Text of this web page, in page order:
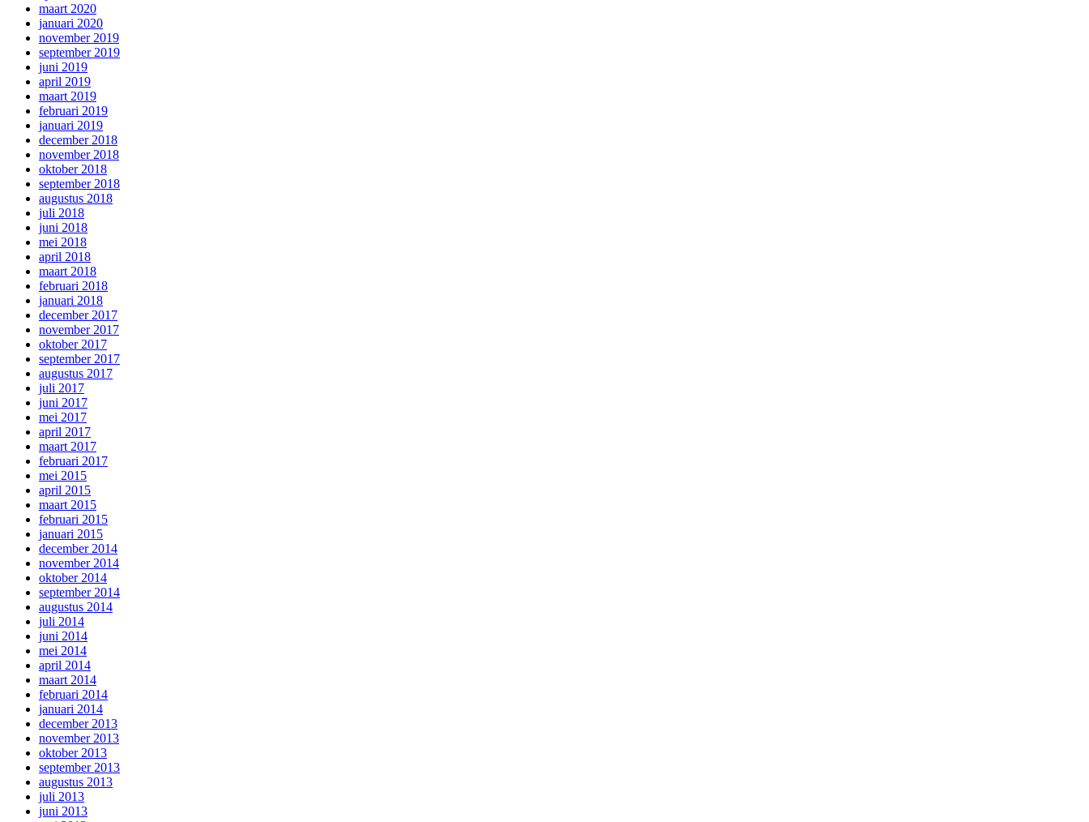
maart 2020
januari 2020
november 2019
september 2019
juni 2019
april 2019
maart 2019
februari 2019
januari 2019
december 2018
november 2018
oktober 2018
september 2018
augustus 2018
juli 2018
juni 2018
mei 2018
april 2018
maart 2018
februari 2018
januari 2018
december 2017
november 2017
oktober 2017
september 2017
augustus 2017
juli 2017
juni 2017
mei 2017
april 2017
maart 2017
februari 2017
mei 2015
april 2015
maart 2015
februari 2015
januari 2015
december 2014
november 2014
oktober 2014
september 2014
augustus 2014
juli 2014
juni 2014
mei 2014
april 2014
maart 2014
februari 2014
januari 2014
december 2013
november 2013
oktober 2013
september 2013
augustus 2013
juli 2013
juni 2013